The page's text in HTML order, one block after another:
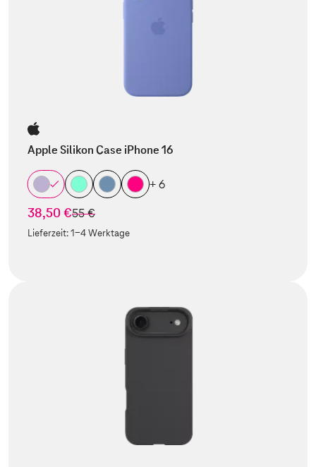
Apple Silikon Case iPhone 16
+ 6
38,50 €statt
55 €
Lieferzeit:1-4 Werktage